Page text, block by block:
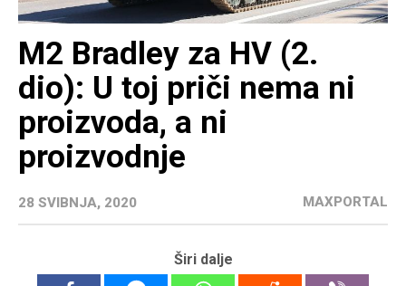
M2 Bradley za HV (2.
dio): U toj priči nema ni
proizvoda, a ni
proizvodnje
28 SVIBNJA, 2020 MAXPORTAL
Širi dalje